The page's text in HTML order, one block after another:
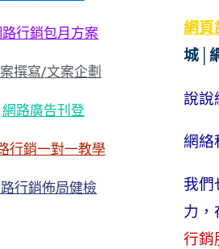
行銷包月方案
撰寫/文案企劃
網路廣告刊登
行銷一對一教學
行銷佈局健檢
網頁
城 │
說說
網絡
我們
力，
行銷